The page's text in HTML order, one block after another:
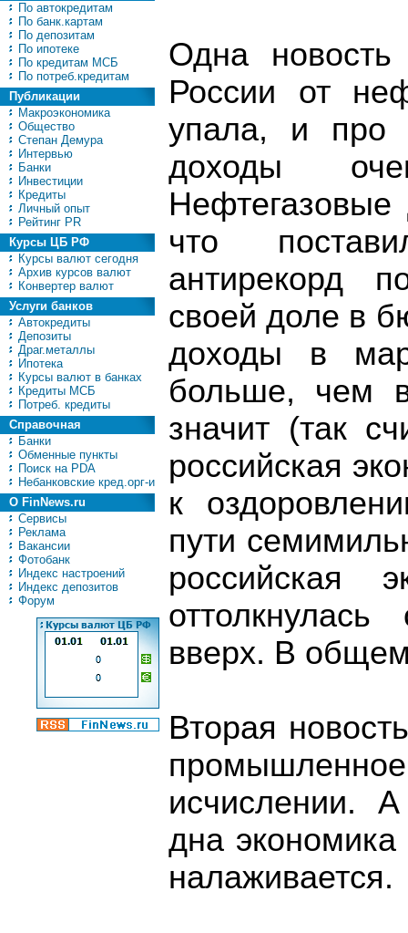
По автокредитам
По банк.картам
По депозитам
По ипотеке
По кредитам МСБ
По потреб.кредитам
Публикации
Макроэкономика
Общество
Степан Демура
Интервью
Банки
Инвестиции
Кредиты
Личный опыт
Рейтинг PR
Курсы ЦБ РФ
Курсы валют сегодня
Архив курсов валют
Конвертер валют
Услуги банков
Автокредиты
Депозиты
Драг.металлы
Ипотека
Курсы валют в банках
Кредиты МСБ
Потреб. кредиты
Справочная
Банки
Обменные пункты
Поиск на PDA
Небанковские кред.орг-и
О FinNews.ru
Сервисы
Реклама
Вакансии
Фотобанк
Индекс настроений
Индекс депозитов
Форум
Одна
России от
упала, и про
доходы
что
антирекорд
своей доле в
доходы в
больше, чем
значит (так
российская
к
пути
российская
вверх. В
Вторая
исчислении.
дна экономика
налаживается.